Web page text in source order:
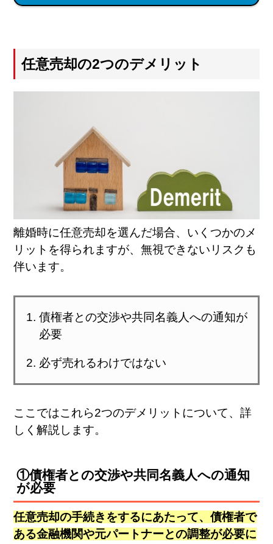
任意売却の2つのデメリット
離婚時に任意売却を選んだ場合、いくつかのメ
リットを得られますが、無視できないリスクも
伴います。
債権者との交渉や共同名義人への通知が
必要
必ず売れるわけではない
ここではこれら2つのデメリットについて、詳
しく解説します。
①債権者との交渉や共同名義人への通知
が必要
任意売却の手続きをするにあたって、債権者で
ある金融機関や元パートナーとの調整が必要に